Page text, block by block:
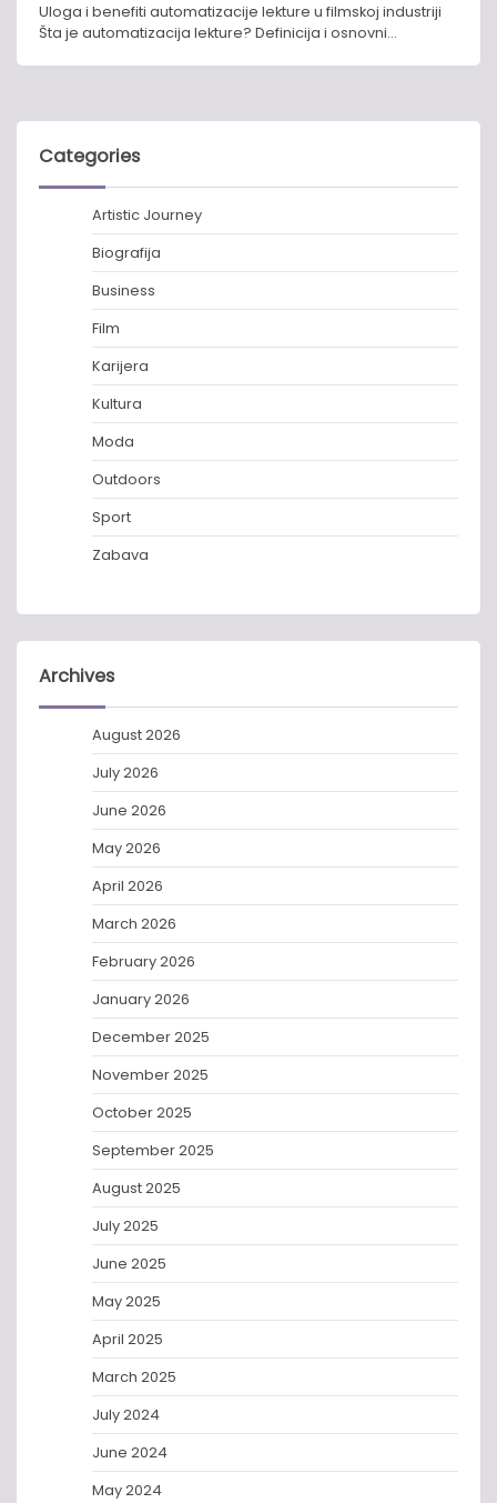
Uloga i benefiti automatizacije lekture u filmskoj industriji
Šta je automatizacija lekture? Definicija i osnovni…
Categories
Artistic Journey
Biografija
Business
Film
Karijera
Kultura
Moda
Outdoors
Sport
Zabava
Archives
August 2026
July 2026
June 2026
May 2026
April 2026
March 2026
February 2026
January 2026
December 2025
November 2025
October 2025
September 2025
August 2025
July 2025
June 2025
May 2025
April 2025
March 2025
July 2024
June 2024
May 2024